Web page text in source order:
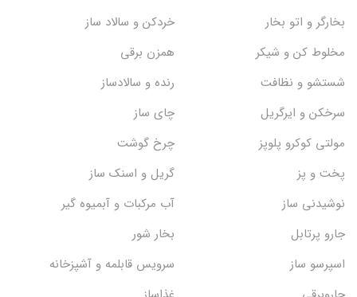
بخارگر و اتو بخار
خردکن و سالاد ساز
مخلوط کن و شیکر
همزن برقی
شستشو و نظافت
رنده و سالادساز
سرخکن و ایرگریل
چای ساز
مولتی کوکرو پلوپز
چرخ گوشت
پخت و پز
گریل و اسنک‌ ساز
نوشیدنی ساز
آب مرکبات و آبمیوه گیر
جارو پرتابل
بخار شور
اسپرسو ساز
سرویس قابلمه و آشپزخانه